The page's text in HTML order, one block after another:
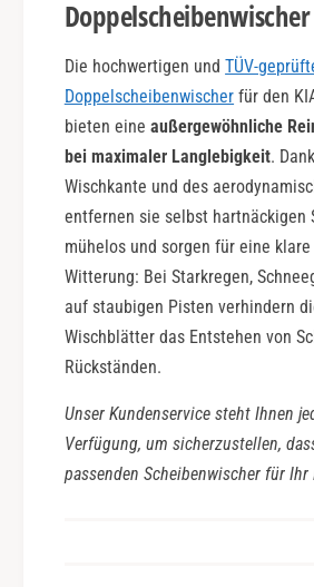
Doppelscheibenwischer
Die hochwertigen undTÜV-
Doppelscheibenwischer für den
bieten eine außergewöhnliche
bei maximaler Langlebigkeit.
Wischkante und des
entfernen sie selbst hartnäckigen
mühelos und sorgen für eine
Witterung: Bei Starkregen,
auf staubigen Pisten verhindern
Wischblätter das Entstehen von
Rückständen.
Unser Kundenservice steht Ihnen
Verfügung, um sicherzustellen,
passenden Scheibenwischer für Ihr